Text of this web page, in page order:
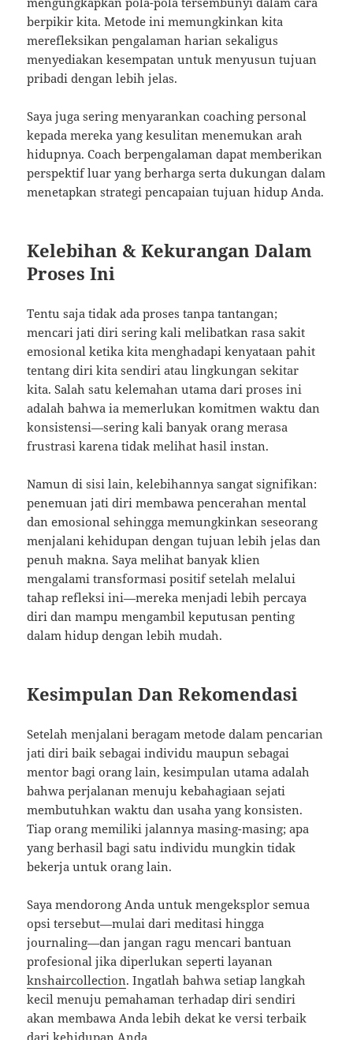
berpikir kita. Metode ini memungkinkan kita
merefleksikan pengalaman harian sekaligus
menyediakan kesempatan untuk menyusun tujuan
pribadi dengan lebih jelas.
Saya juga sering menyarankan coaching personal
kepada mereka yang kesulitan menemukan arah
hidupnya. Coach berpengalaman dapat memberikan
perspektif luar yang berharga serta dukungan dalam
menetapkan strategi pencapaian tujuan hidup Anda.
Kelebihan & Kekurangan Dalam
Proses Ini
Tentu saja tidak ada proses tanpa tantangan;
mencari jati diri sering kali melibatkan rasa sakit
emosional ketika kita menghadapi kenyataan pahit
tentang diri kita sendiri atau lingkungan sekitar
kita. Salah satu kelemahan utama dari proses ini
adalah bahwa ia memerlukan komitmen waktu dan
konsistensi—sering kali banyak orang merasa
frustrasi karena tidak melihat hasil instan.
Namun di sisi lain, kelebihannya sangat signifikan:
penemuan jati diri membawa pencerahan mental
dan emosional sehingga memungkinkan seseorang
menjalani kehidupan dengan tujuan lebih jelas dan
penuh makna. Saya melihat banyak klien
mengalami transformasi positif setelah melalui
tahap refleksi ini—mereka menjadi lebih percaya
diri dan mampu mengambil keputusan penting
dalam hidup dengan lebih mudah.
Kesimpulan Dan Rekomendasi
Setelah menjalani beragam metode dalam pencarian
jati diri baik sebagai individu maupun sebagai
mentor bagi orang lain, kesimpulan utama adalah
bahwa perjalanan menuju kebahagiaan sejati
membutuhkan waktu dan usaha yang konsisten.
Tiap orang memiliki jalannya masing-masing; apa
yang berhasil bagi satu individu mungkin tidak
bekerja untuk orang lain.
Saya mendorong Anda untuk mengeksplor semua
opsi tersebut—mulai dari meditasi hingga
journaling—dan jangan ragu mencari bantuan
profesional jika diperlukan seperti layanan
knshaircollection. Ingatlah bahwa setiap langkah
kecil menuju pemahaman terhadap diri sendiri
akan membawa Anda lebih dekat ke versi terbaik